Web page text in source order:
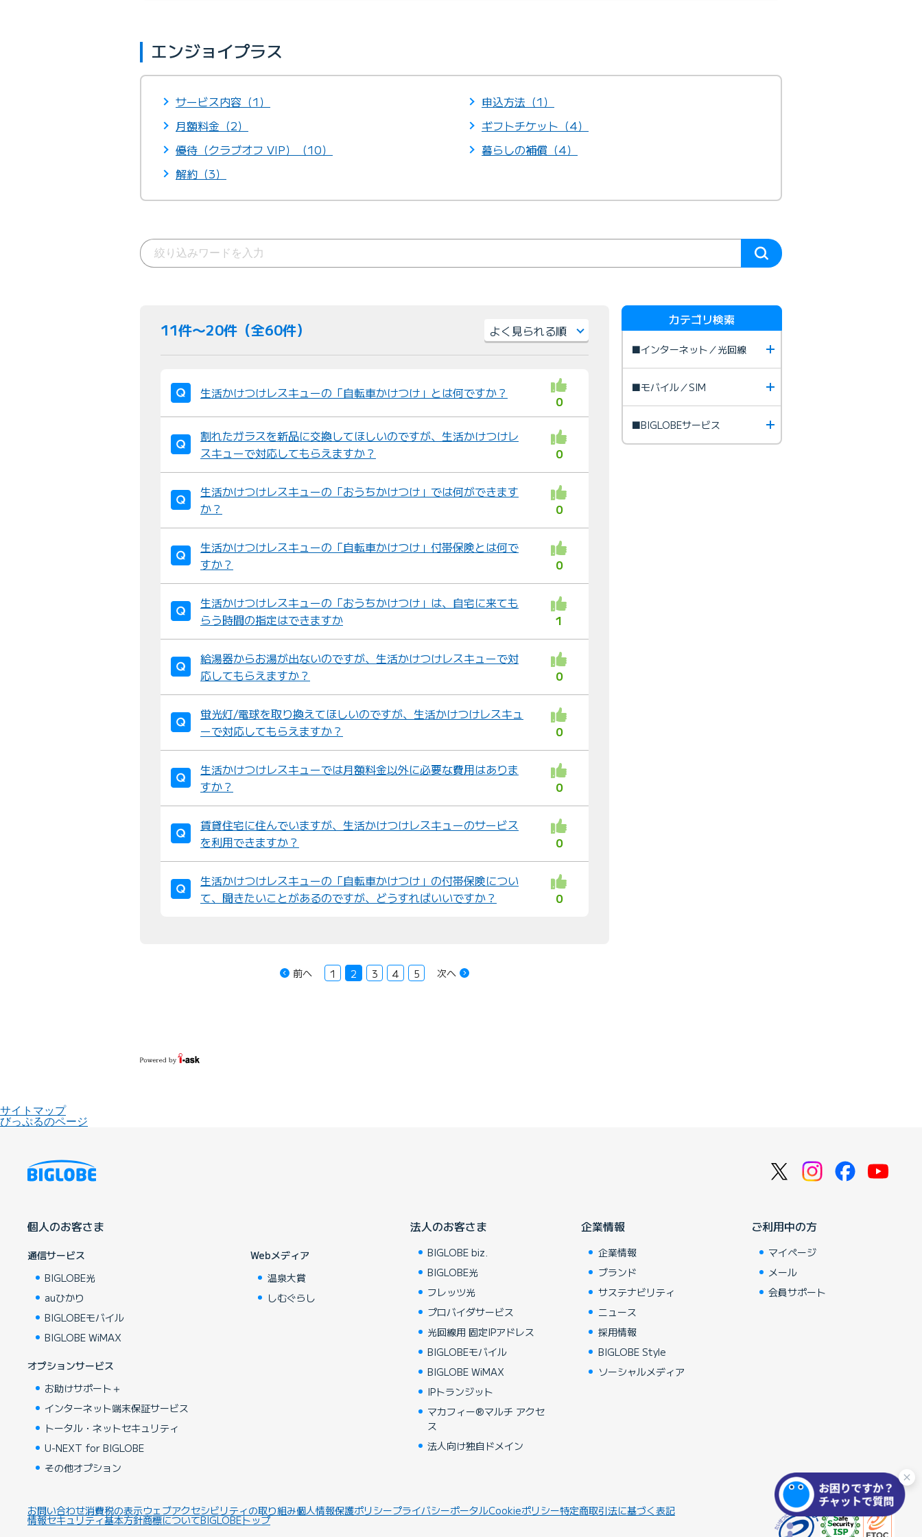
エンジョイプラス
サービス内容（1）
申込方法（1）
月額料金（2）
ギフトチケット（4）
優待（クラブオフ VIP）（10）
暮らしの補償（4）
解約（3）
11件〜20件（全60件）
並
替
生活かけつけレスキューの「自転車かけつけ」とは何ですか？
0
割れたガラスを新品に交換してほしいのですが、生活かけつけレ
スキューで対応してもらえますか？
0
生活かけつけレスキューの「おうちかけつけ」では何ができます
か？
0
生活かけつけレスキューの「自転車かけつけ」付帯保険とは何で
すか？
0
生活かけつけレスキューの「おうちかけつけ」は、自宅に来ても
らう時間の指定はできますか
1
給湯器からお湯が出ないのですが、生活かけつけレスキューで対
応してもらえますか？
0
蛍光灯/電球を取り換えてほしいのですが、生活かけつけレスキュ
ーで対応してもらえますか？
0
生活かけつけレスキューでは月額料金以外に必要な費用はありま
すか？
0
賃貸住宅に住んでいますが、生活かけつけレスキューのサービス
を利用できますか？
0
生活かけつけレスキューの「自転車かけつけ」の付帯保険につい
て、聞きたいことがあるのですが、どうすればいいですか？
0
前へ 1 2 3 4 5 次へ
カテゴリ検索
■インターネット／光回線
■モバイル／SIM
■BIGLOBEサービス
サイトマップ
びっぷるのページ
個人のお客さま
通信サービス
BIGLOBE光
auひかり
BIGLOBEモバイル
BIGLOBE WiMAX
オプションサービス
お助けサポート＋
インターネット端末保証サービス
トータル・ネットセキュリティ
U-NEXT for BIGLOBE
その他オプション
Webメディア
温泉大賞
しむぐらし
法人のお客さま
BIGLOBE biz.
BIGLOBE光
フレッツ光
プロバイダサービス
光回線用 固定IPアドレス
BIGLOBEモバイル
BIGLOBE WiMAX
IPトランジット
マカフィー®マルチ アクセ
ス
法人向け独自ドメイン
企業情報
企業情報
ブランド
サステナビリティ
ニュース
採用情報
BIGLOBE Style
ソーシャルメディア
ご利用中の方
マイページ
メール
会員サポート
お問い合わせ消費税の表示ウェブアクセシビリティの取り組み個人情報保護ポリシープライバシーポータルCookieポリシー特定商取引法に基づく表記
情報セキュリティ基本方針商標についてBIGLOBEトップ